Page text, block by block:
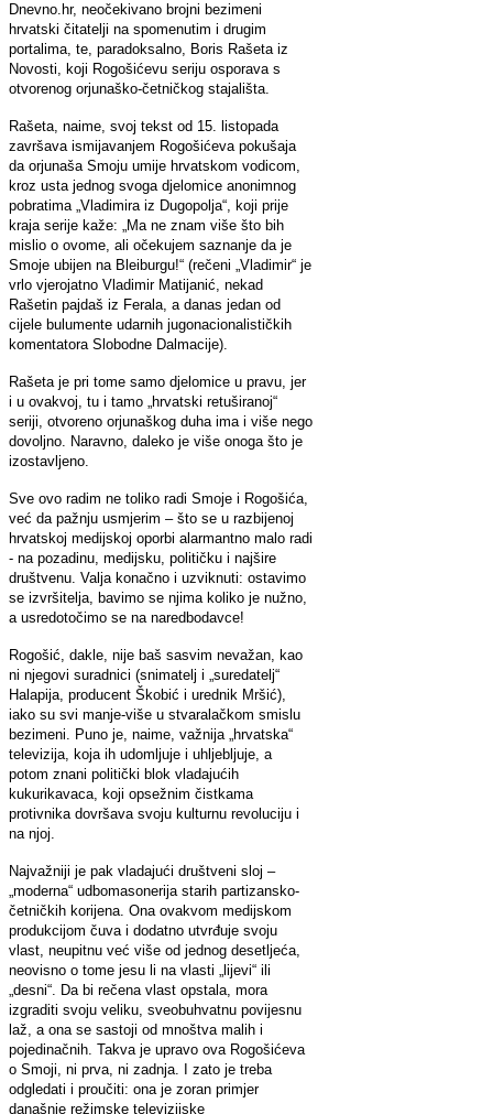
Dnevno.hr, neočekivano brojni bezimeni
hrvatski čitatelji na spomenutim i drugim
portalima, te, paradoksalno, Boris Rašeta iz
Novosti, koji Rogošićevu seriju osporava s
otvorenog orjunaško-četničkog stajališta.
Rašeta, naime, svoj tekst od 15. listopada
završava ismijavanjem Rogošićeva pokušaja
da orjunaša Smoju umije hrvatskom vodicom,
kroz usta jednog svoga djelomice anonimnog
pobratima „Vladimira iz Dugopolja“, koji prije
kraja serije kaže: „Ma ne znam više što bih
mislio o ovome, ali očekujem saznanje da je
Smoje ubijen na Bleiburgu!“ (rečeni „Vladimir“ je
vrlo vjerojatno Vladimir Matijanić, nekad
Rašetin pajdaš iz Ferala, a danas jedan od
cijele bulumente udarnih jugonacionalističkih
komentatora Slobodne Dalmacije).
Rašeta je pri tome samo djelomice u pravu, jer
i u ovakvoj, tu i tamo „hrvatski retuširanoj“
seriji, otvoreno orjunaškog duha ima i više nego
dovoljno. Naravno, daleko je više onoga što je
izostavljeno.
Sve ovo radim ne toliko radi Smoje i Rogošića,
već da pažnju usmjerim – što se u razbijenoj
hrvatskoj medijskoj oporbi alarmantno malo radi
- na pozadinu, medijsku, političku i najšire
društvenu. Valja konačno i uzviknuti: ostavimo
se izvršitelja, bavimo se njima koliko je nužno,
a usredotočimo se na naredbodavce!
Rogošić, dakle, nije baš sasvim nevažan, kao
ni njegovi suradnici (snimatelj i „suredatelj“
Halapija, producent Škobić i urednik Mršić),
iako su svi manje-više u stvaralačkom smislu
bezimeni. Puno je, naime, važnija „hrvatska“
televizija, koja ih udomljuje i uhljebljuje, a
potom znani politički blok vladajućih
kukurikavaca, koji opsežnim čistkama
protivnika dovršava svoju kulturnu revoluciju i
na njoj.
Najvažniji je pak vladajući društveni sloj –
„moderna“ udbomasonerija starih partizansko-
četničkih korijena. Ona ovakvom medijskom
produkcijom čuva i dodatno utvrđuje svoju
vlast, neupitnu već više od jednog desetljeća,
neovisno o tome jesu li na vlasti „lijevi“ ili
„desni“. Da bi rečena vlast opstala, mora
izgraditi svoju veliku, sveobuhvatnu povijesnu
laž, a ona se sastoji od mnoštva malih i
pojedinačnih. Takva je upravo ova Rogošićeva
o Smoji, ni prva, ni zadnja. I zato je treba
odgledati i proučiti: ona je zoran primjer
današnje režimske televizijske